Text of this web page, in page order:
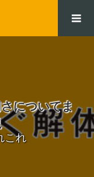
についてま
これ